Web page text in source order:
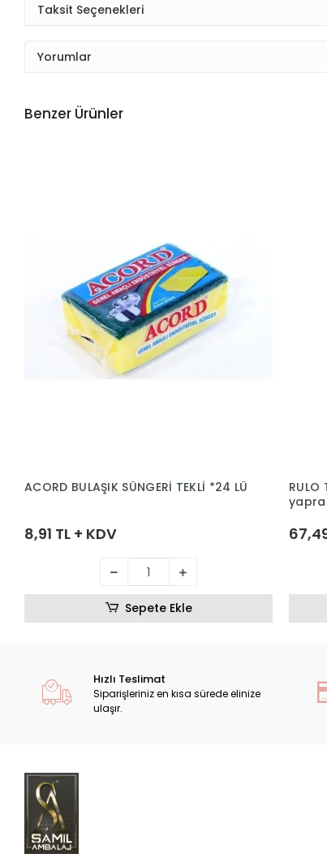
Taksit Seçenekleri
Yorumlar
Benzer Ürünler
ACORD BULAŞIK SÜNGERİ TEKLİ *24 LÜ
8,91 TL + KDV
Sepete Ekle
RULO
Hızlı Teslimat
Siparişleriniz en kısa sürede elinize
ulaşır.